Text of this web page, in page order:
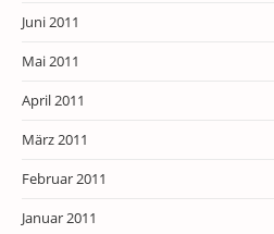
Juni 2011
Mai 2011
April 2011
März 2011
Februar 2011
Januar 2011